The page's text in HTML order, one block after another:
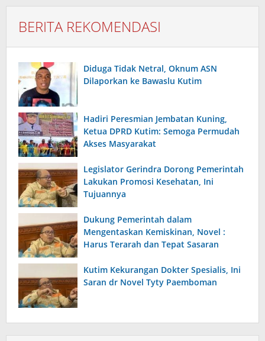
BERITA REKOMENDASI
Diduga Tidak Netral, Oknum ASN
Dilaporkan ke Bawaslu Kutim
Hadiri Peresmian Jembatan Kuning,
Ketua DPRD Kutim: Semoga Permudah
Akses Masyarakat
Legislator Gerindra Dorong Pemerintah
Lakukan Promosi Kesehatan, Ini
Tujuannya
Dukung Pemerintah dalam
Mengentaskan Kemiskinan, Novel :
Harus Terarah dan Tepat Sasaran
Kutim Kekurangan Dokter Spesialis, Ini
Saran dr Novel Tyty Paemboman